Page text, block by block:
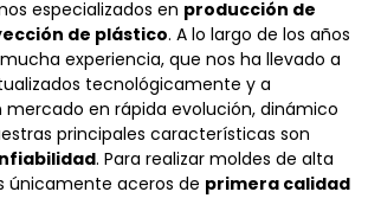
especializados en producción de
de plástico. A lo largo de los años
experiencia, que nos ha llevado a
tecnológicamente y a
mercado en rápida evolución, dinámico
principales características son
. Para realizar moldes de alta
únicamente aceros de primera calidad